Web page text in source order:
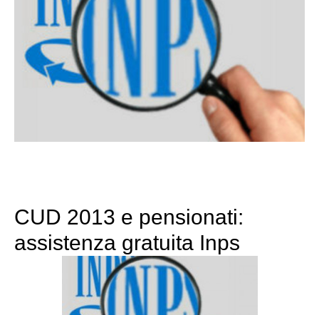
CUD 2013 e pensionati:
assistenza gratuita Inps